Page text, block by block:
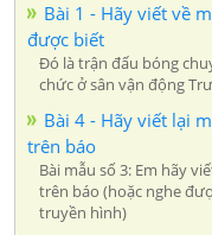
Bài 1 - Hãy viết về
được biết
Đó là trận đấu bóng
chức ở sân vận động
Bài 4 - Hãy viết lại
trên báo
Bài mẫu số 3: Em hãy
trên báo (hoặc nghe
truyền hình)